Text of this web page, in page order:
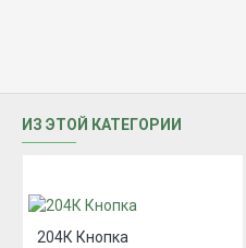
ИЗ ЭТОЙ КАТЕГОРИИ
204К Кнопка